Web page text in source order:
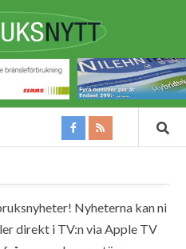
Nyheterna kan ni
direkt i TV:n via Apple TV